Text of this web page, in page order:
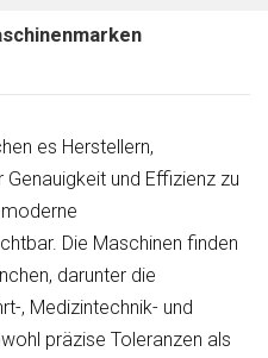
es Herstellern,
und Effizienz zu
Die Maschinen finden
darunter die
, Medizintechnik- und
präzise Toleranzen als